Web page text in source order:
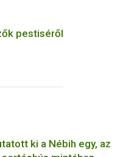
pestiséről
ki a Nébih egy, az